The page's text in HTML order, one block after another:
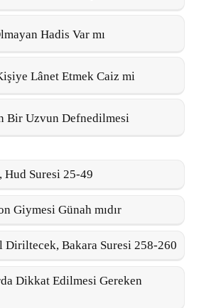
Hadis Var mı
Lânet Etmek Caiz mi
Bir Uzvun Defnedilmesi
Hud Suresi 25-49
Giymesi Günah mıdır
Diriltecek, Bakara Suresi 258-260
Dikkat Edilmesi Gereken